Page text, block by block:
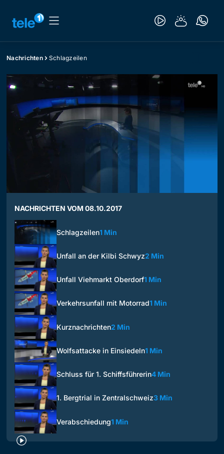
Nachrichten Schlagzeilen
NACHRICHTEN VOM 08.10.2017
Schlagzeilen1 Min
Unfall an der Kilbi Schwyz2 Min
Unfall Viehmarkt Oberdorf1 Min
Verkehrsunfall mit Motorrad1 Min
Kurznachrichten2 Min
Wolfsattacke in Einsiedeln1 Min
Schluss für 1. Schiffsführerin4 Min
1. Bergtrial in Zentralschweiz3 Min
Verabschiedung1 Min